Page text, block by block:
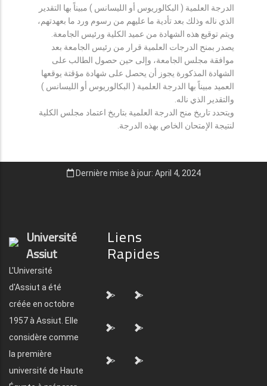
الدرجة العلمية ( البكالوريوس أو الليسانس ) مبيناً بها التقدير
الذي ناله وذلك بعد تأدية ما عليهم من رسوم ورد ما بعهدتهم،
ويتم توقيع هذه الشهادة من عميد الكلية ورئيس الجامعة.
يصدر بمنح الدرجات العلمية قرار من رئيس الجامعة بعد
موافقة مجلس الجامعة، وإلى حين حصول الطالب على
الشهادة المذكورة يجوز أن يحصل على شهادة مؤقتة يوقعها
العميد مبيناً بها الدرجة العلمية ( البكالوريوس أو الليسانس )
والتقدير الذي ناله.
ويتحدد تاريخ منح الدرجة العلمية بتاريخ اعتماد مجلس الكلية
لنتيجة الإمتحان الخاص بهذه الدرجة.
Dernière mise à jour: April 4, 2024
Université
Assiut
L'Université
d'Assiut a été
créée en octobre
1957 à Assiut. Elle
considère comme
la première
université de Haute
Liens
Rapides
"> ">
"> ">
"> ">